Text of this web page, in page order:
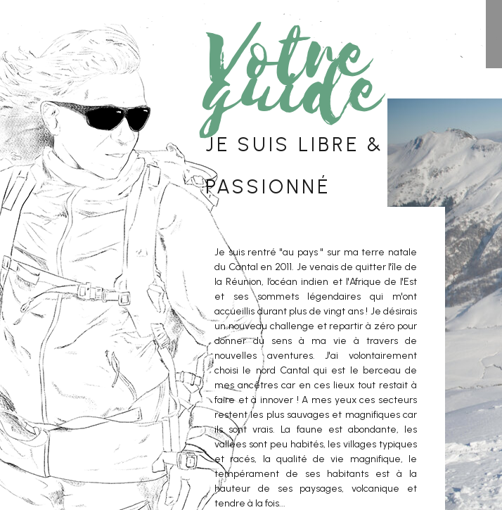
Votre
guide
Je suis libre &
passionné
Je suis rentré "au pays " sur ma terre natale
du Cantal en 2011. Je venais de quitter l'île de
la Réunion, l’océan indien et l'Afrique de l'Est
et ses sommets légendaires qui m'ont
accueillis durant plus de vingt ans ! Je désirais
un nouveau challenge et repartir à zéro pour
donner du sens à ma vie à travers de
nouvelles aventures. J'ai volontairement
choisi le nord Cantal qui est le berceau de
mes ancêtres car en ces lieux tout restait à
faire et à innover ! A mes yeux ces secteurs
restent les plus sauvages et magnifiques car
ils sont vrais. La faune est abondante, les
vallées sont peu habités, les villages typiques
et racés, la qualité de vie magnifique, le
tempérament de ses habitants est à la
hauteur de ses paysages, volcanique et
tendre à la fois...